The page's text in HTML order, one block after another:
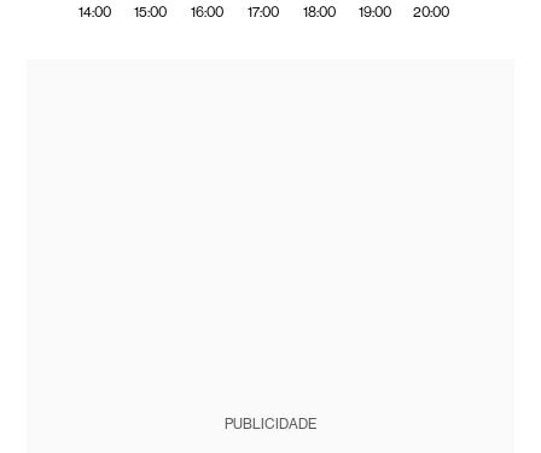
14:00 15:00 16:00 17:00 18:00 19:00 20:00
PUBLICIDADE